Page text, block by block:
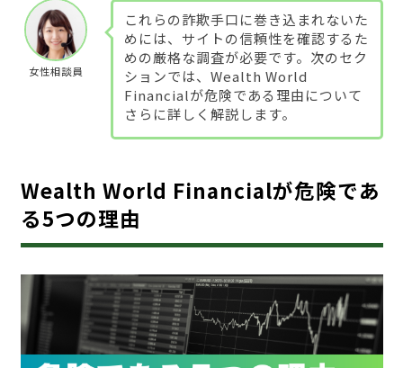
女性相談員
これらの詐欺手口に巻き込まれないた
めには、サイトの信頼性を確認するた
めの厳格な調査が必要です。次のセク
ションでは、Wealth World
Financialが危険である理由について
さらに詳しく解説します。
Wealth World Financialが危険であ
る5つの理由